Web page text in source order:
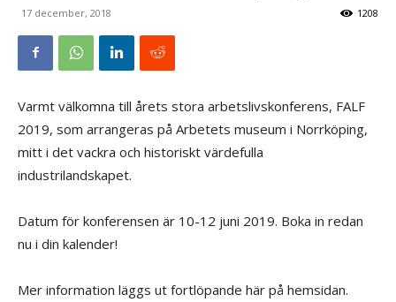
17 december, 2018 1208
Varmt välkomna till årets stora arbetslivskonferens, FALF
2019, som arrangeras på Arbetets museum i Norrköping,
mitt i det vackra och historiskt värdefulla
industrilandskapet.
Datum för konferensen är 10-12 juni 2019. Boka in redan
nu i din kalender!
Mer information läggs ut fortlöpande här på hemsidan.